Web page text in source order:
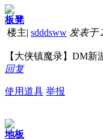
板凳
楼主| sdddsww 发表于
【大侠镇魔录】DM新
回复
使用道具 举报
地板